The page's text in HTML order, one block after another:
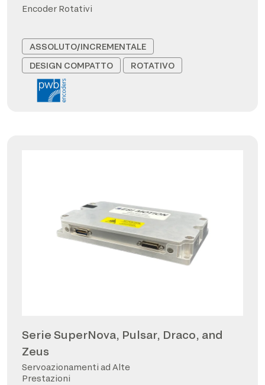
Encoder Rotativi
ASSOLUTO/INCREMENTALE
DESIGN COMPATTO
ROTATIVO
Serie SuperNova, Pulsar, Draco, and
Zeus
Servoazionamenti ad Alte
Prestazioni